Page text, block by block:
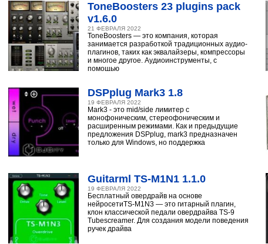
ToneBoosters 23 plugins pack
v1.6.0
21 ФЕВРАЛЯ 2022
ToneBoosters — это компания, которая
занимается разработкой традиционных аудио-
плагинов, таких как эквалайзеры, компрессоры
и многое другое. Аудиоинструменты, с
помощью
DSPplug Mark3 1.8
19 ФЕВРАЛЯ 2022
Mark3 - это mid/side лимитер с
монофоническим, стереофоническим и
расширенным режимами. Как и предыдущие
предложения DSPplug, mark3 предназначен
только для Windows, но поддержка
Guitarml TS-M1N1 1.1.0
19 ФЕВРАЛЯ 2022
Бесплатный овердрайв на основе
нейросетиTS-M1N3 — это гитарный плагин,
клон классической педали овердрайва TS-9
Tubescreamer. Для создания модели поведения
ручек драйва